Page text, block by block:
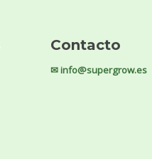
Contacto
✉ info@supergrow.es